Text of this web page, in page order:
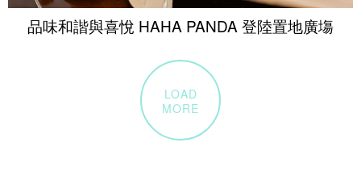
品味和諧與喜悅 HAHA PANDA 登陸置地廣塲
LOAD
MORE